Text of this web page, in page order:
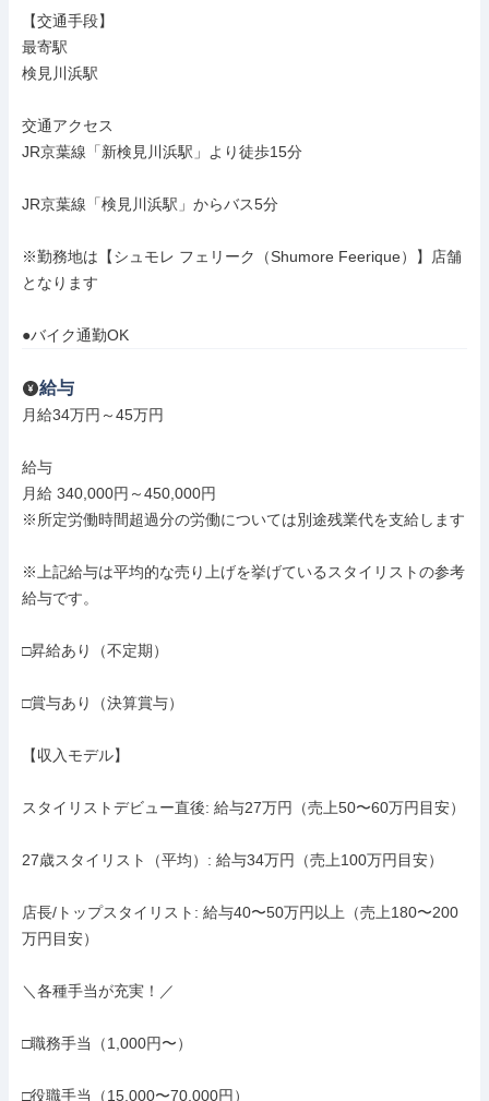
【交通手段】
最寄駅
検見川浜駅
交通アクセス
JR京葉線「新検見川浜駅」より徒歩15分
JR京葉線「検見川浜駅」からバス5分
※勤務地は【シュモレ フェリーク（Shumore Feerique）】店舗
となります
●バイク通勤OK
給与
月給34万円～45万円
給与
月給 340,000円～450,000円
※所定労働時間超過分の労働については別途残業代を支給します
※上記給与は平均的な売り上げを挙げているスタイリストの参考
給与です。
□昇給あり（不定期）
□賞与あり（決算賞与）
【収入モデル】
スタイリストデビュー直後: 給与27万円（売上50〜60万円目安）
27歳スタイリスト（平均）: 給与34万円（売上100万円目安）
店長/トップスタイリスト: 給与40〜50万円以上（売上180〜200
万円目安）
＼各種手当が充実！／
□職務手当（1,000円〜）
□役職手当（15,000〜70,000円）